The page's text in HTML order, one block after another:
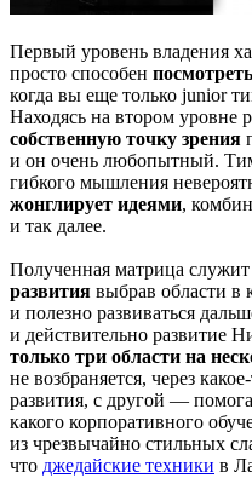
Первый уровень владения
просто способен
когда вы еще только junior
Находясь на втором уровне
собственную точку зрения
и он очень любопытный.
гибкого мышления
жонглирует идеями,
и так далее.
Полученная матрица
развития выбрав области в
и полезно развиваться
и действительно развитие
только три области на
не возбраняется, через
развития, с другой —
какого корпоративного
из чрезвычайно стильных
что джедайские техники в